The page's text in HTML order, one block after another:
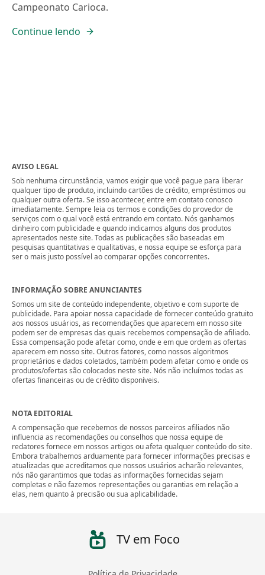
Campeonato Carioca.
Continue lendo
AVISO LEGAL
Sob nenhuma circunstância, vamos exigir que você pague para liberar
qualquer tipo de produto, incluindo cartões de crédito, empréstimos ou
qualquer outra oferta. Se isso acontecer, entre em contato conosco
imediatamente. Sempre leia os termos e condições do provedor de
serviços com o qual você está entrando em contato. Nós ganhamos
dinheiro com publicidade e quando indicamos alguns dos produtos
apresentados neste site. Todas as publicações são baseadas em
pesquisas quantitativas e qualitativas, e nossa equipe se esforça para
ser o mais justo possível ao comparar opções concorrentes.
INFORMAÇÃO SOBRE ANUNCIANTES
Somos um site de conteúdo independente, objetivo e com suporte de
publicidade. Para apoiar nossa capacidade de fornecer conteúdo gratuito
aos nossos usuários, as recomendações que aparecem em nosso site
podem ser de empresas das quais recebemos compensação de afiliado.
Essa compensação pode afetar como, onde e em que ordem as ofertas
aparecem em nosso site. Outros fatores, como nossos algoritmos
proprietários e dados coletados, também podem afetar como e onde os
produtos/ofertas são colocados neste site. Nós não incluímos todas as
ofertas financeiras ou de crédito disponíveis.
NOTA EDITORIAL
A compensação que recebemos de nossos parceiros afiliados não
influencia as recomendações ou conselhos que nossa equipe de
redatores fornece em nossos artigos ou afeta qualquer conteúdo do site.
Embora trabalhemos arduamente para fornecer informações precisas e
atualizadas que acreditamos que nossos usuários acharão relevantes,
nós não garantimos que todas as informações fornecidas sejam
completas e não fazemos representações ou garantias em relação a
elas, nem quanto à precisão ou sua aplicabilidade.
TV em Foco